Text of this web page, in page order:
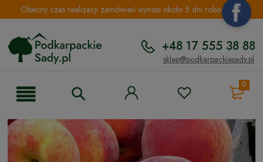
Obecny czas realizacji zamówień wynosi około 5 dni roboczych.
+48 17 555 38 88
sklep@podkarpackiesady.pl
0